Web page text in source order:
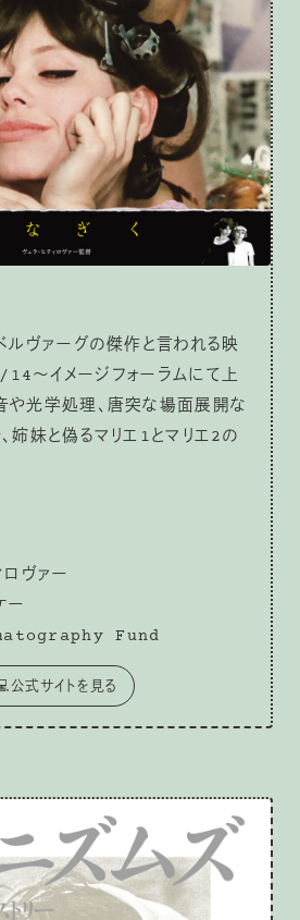
ルヴァーグの傑作と言われる映
14〜イメージフォーラムにて上
や光学処理、唐突な場面展開な
姉妹と偽るマリエ1とマリエ2の
ロヴァー
ー
Fund
公式サイトを見る